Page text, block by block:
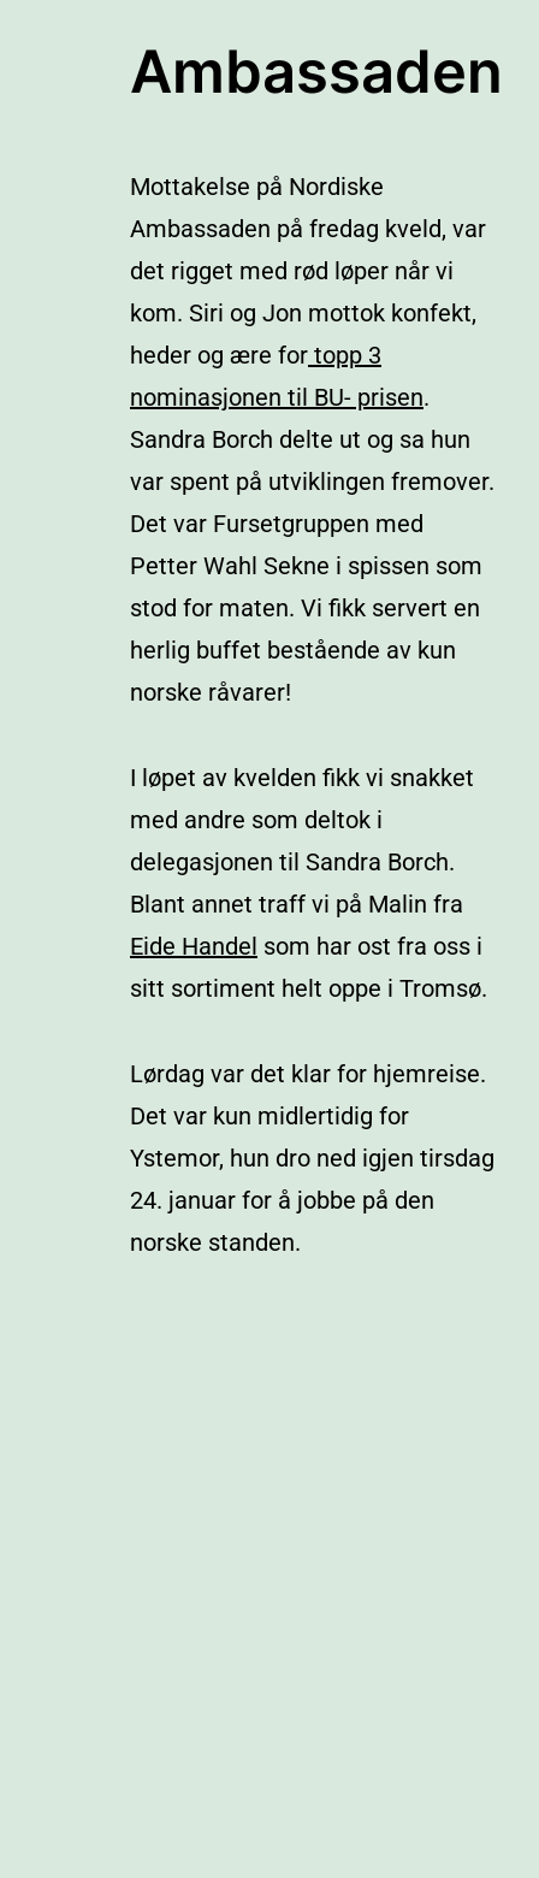
Ambassaden
Mottakelse på Nordiske
Ambassaden på fredag kveld, var
det rigget med rød løper når vi
kom. Siri og Jon mottok konfekt,
heder og ære for topp 3
nominasjonen til BU- prisen.
Sandra Borch delte ut og sa hun
var spent på utviklingen fremover.
Det var Fursetgruppen med
Petter Wahl Sekne i spissen som
stod for maten. Vi fikk servert en
herlig buffet bestående av kun
norske råvarer!
I løpet av kvelden fikk vi snakket
med andre som deltok i
delegasjonen til Sandra Borch.
Blant annet traff vi på Malin fra
Eide Handel som har ost fra oss i
sitt sortiment helt oppe i Tromsø.
Lørdag var det klar for hjemreise.
Det var kun midlertidig for
Ystemor, hun dro ned igjen tirsdag
24. januar for å jobbe på den
norske standen.